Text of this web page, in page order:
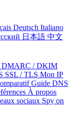
Deutsch Italiano
日本語 中文
DMARC / DKIM
SSL / TLS Mon IP
Guide DNS
À propos
sociaux Spy on